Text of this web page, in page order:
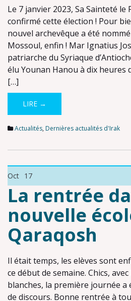
Le 7 janvier 2023, Sa Sainteté le
confirmé cette élection ! Pour
nouvel archevêque a été
Mossoul, enfin ! Mar Ignatius
patriarche du Syriaque
élu Younan Hanou à dix heures
[…]
LIRE →
Actualités,Dernières actualités d'Irak
Oct 17
La rentrée
nouvelle
Qaraqosh
Il était temps, les elèves sont
ce début de semaine. Chics,
blanches, la première journée a
de discours. Bonne rentrée à